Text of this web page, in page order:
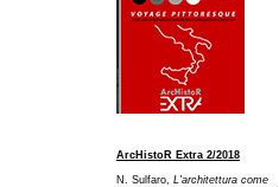
ArcHistoR Extra 2/2018
N. Sulfaro, L'architettura come